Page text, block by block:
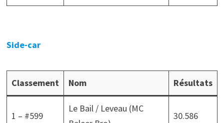
Side-car
Classement Nom Résultats
1 – #599
Le Bail / Leveau (MC
30.586